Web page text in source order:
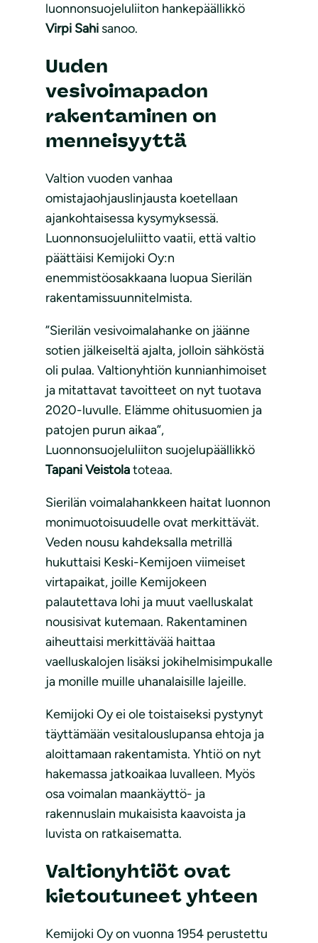
luonnonsuojeluliiton hankepäällikkö
Virpi Sahi sanoo.
Uuden
vesivoimapadon
rakentaminen on
menneisyyttä
Valtion vuoden vanhaa
omistajaohjauslinjausta koetellaan
ajankohtaisessa kysymyksessä.
Luonnonsuojeluliitto vaatii, että valtio
päättäisi Kemijoki Oy:n
enemmistöosakkaana luopua Sierilän
rakentamissuunnitelmista.
”Sierilän vesivoimalahanke on jäänne
sotien jälkeiseltä ajalta, jolloin sähköstä
oli pulaa. Valtionyhtiön kunnianhimoiset
ja mitattavat tavoitteet on nyt tuotava
2020-luvulle. Elämme ohitusuomien ja
patojen purun aikaa”,
Luonnonsuojeluliiton suojelupäällikkö
Tapani Veistolatoteaa.
Sierilän voimalahankkeen haitat luonnon
monimuotoisuudelle ovat merkittävät.
Veden nousu kahdeksalla metrillä
hukuttaisi Keski-Kemijoen viimeiset
virtapaikat, joille Kemijokeen
palautettava lohi ja muut vaelluskalat
nousisivat kutemaan. Rakentaminen
aiheuttaisi merkittävää haittaa
vaelluskalojen lisäksi jokihelmisimpukalle
ja monille muille uhanalaisille lajeille.
Kemijoki Oy ei ole toistaiseksi pystynyt
täyttämään vesitalouslupansa ehtoja ja
aloittamaan rakentamista. Yhtiö on nyt
hakemassa jatkoaikaa luvalleen. Myös
osa voimalan maankäyttö- ja
rakennuslain mukaisista kaavoista ja
luvista on ratkaisematta.
Valtionyhtiöt ovat
kietoutuneet yhteen
Kemijoki Oy on vuonna 1954 perustettu